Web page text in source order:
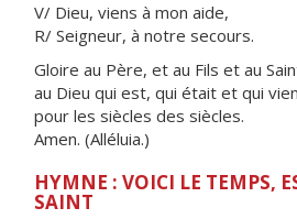
V/ Dieu, viens à mon aide,
R/ Seigneur, à notre secours.
Gloire au Père, et au Fils et au
au Dieu qui est, qui était et qui
pour les siècles des siècles.
Amen. (Alléluia.)
HYMNE : VOICI LE TEMPS,
SAINT